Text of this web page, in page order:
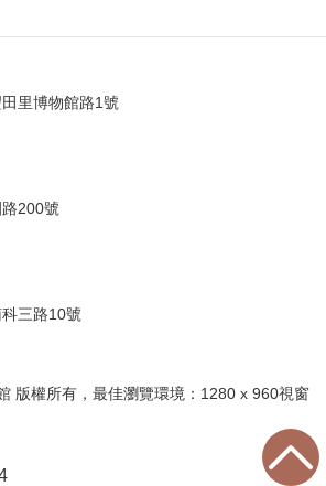
里博物館路1號
200號
三路10號
版權所有，最佳瀏覽環境：1280 x 960視窗